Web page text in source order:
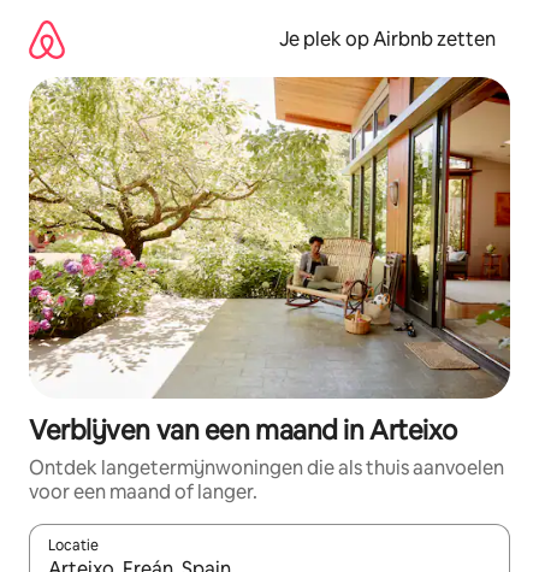
direct
naar
inhoud
Je plek op Airbnb zetten
Verblijven van een maand in Arteixo
Ontdek langetermijnwoningen die als thuis aanvoelen
voor een maand of langer.
Locatie
Wanneer er resultaten beschikbaar zijn, maak je een keuze